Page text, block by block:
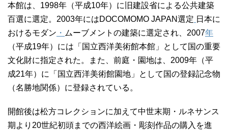
本館は、1998年（平成10年）に旧建設省による公共建築
百選に選定。2003年にはDOCOMOMO JAPAN選定 日本に
おけるモダン ・ ムーブメントの建築に選定され、2007年
（平成19年）には「国立西洋美術館本館」として国の重要
文化財に指定された。また、前庭・園地は、2009年（平
成21年）に「国立西洋美術館園地」として国の登録記念物
（名勝地関係）に登録されている。
開館後は松方コレクションに加えて中世末期・ルネサンス
期より20世紀初頭までの西洋絵画・彫刻作品の購入を進